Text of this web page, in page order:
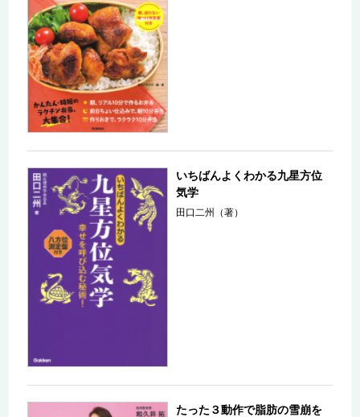
いちばんよくわかる九星方位
気学
田口二州（著）
たった３動作で脂肪の雪崩を